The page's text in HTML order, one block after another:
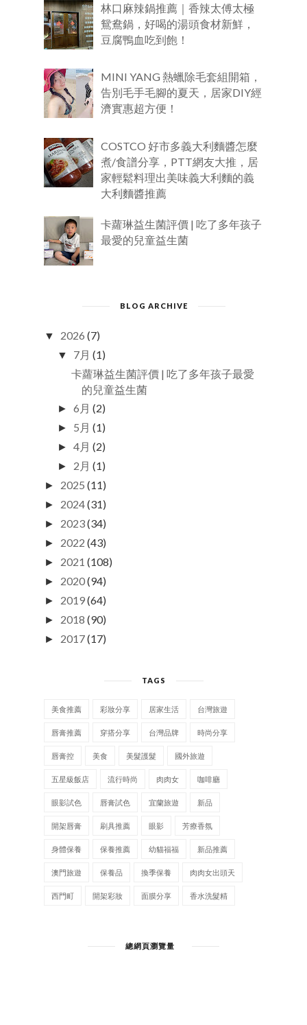
林口麻辣鍋推薦｜香辣太傅太極
鴛鴦鍋，好喝的湯頭食材新鮮，
豆腐鴨血吃到飽！
MINI YANG 熱蠟除毛套組開箱，
告別毛手毛腳的夏天，居家DIY經
濟實惠超方便！
COSTCO 好市多義大利麵醬怎麼
煮/食譜分享，PTT網友大推，居
家輕鬆料理出美味義大利麵的義
大利麵醬推薦
卡蘿琳益生菌評價 | 吃了多年孩子
最愛的兒童益生菌
BLOG ARCHIVE
▼ 2026 (7)
▼ 7月 (1)
卡蘿琳益生菌評價 | 吃了多年孩子最愛
的兒童益生菌
►6月 (2)
► 5月 (1)
►4月 (2)
► 2月 (1)
► 2025 (11)
► 2024(31)
► 2023(34)
► 2022 (43)
► 2021 (108)
► 2020(94)
► 2019(64)
► 2018 (90)
► 2017(17)
TAGS
美食推薦 彩妝分享 居家生活 台灣旅遊
唇膏推薦 穿搭分享 台灣品牌 時尚分享
唇膏控 美食 美髮護髮 國外旅遊
五星級飯店 流行時尚 肉肉女 咖啡廳
眼影試色 唇膏試色 宜蘭旅遊 新品
開架唇膏 刷具推薦 眼影 芳療香氛
身體保養 保養推薦 幼貓福福 新品推薦
澳門旅遊 保養品 換季保養 肉肉女出頭天
西門町 開架彩妝 面膜分享 香水洗髮精
總網頁瀏覽量